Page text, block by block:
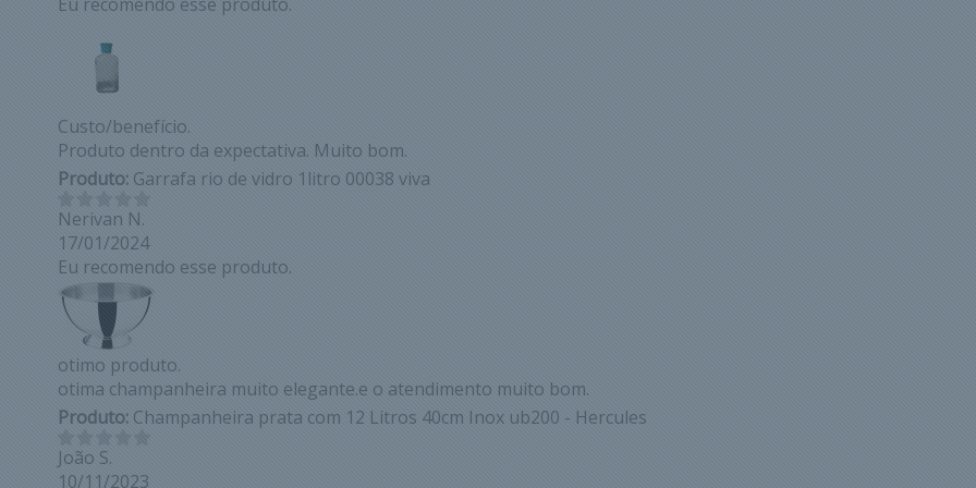
Custo/benefício.
Produto dentro da expectativa. Muito bom.
Produto: Garrafa rio de vidro 1litro 00038 viva
Nerivan N.
17/01/2024
Eu recomendo esse produto.
otimo produto.
otima champanheira muito elegante.e o atendimento muito bom.
Produto: Champanheira prata com 12 Litros 40cm Inox ub200 - Hercules
João S.
10/11/2023